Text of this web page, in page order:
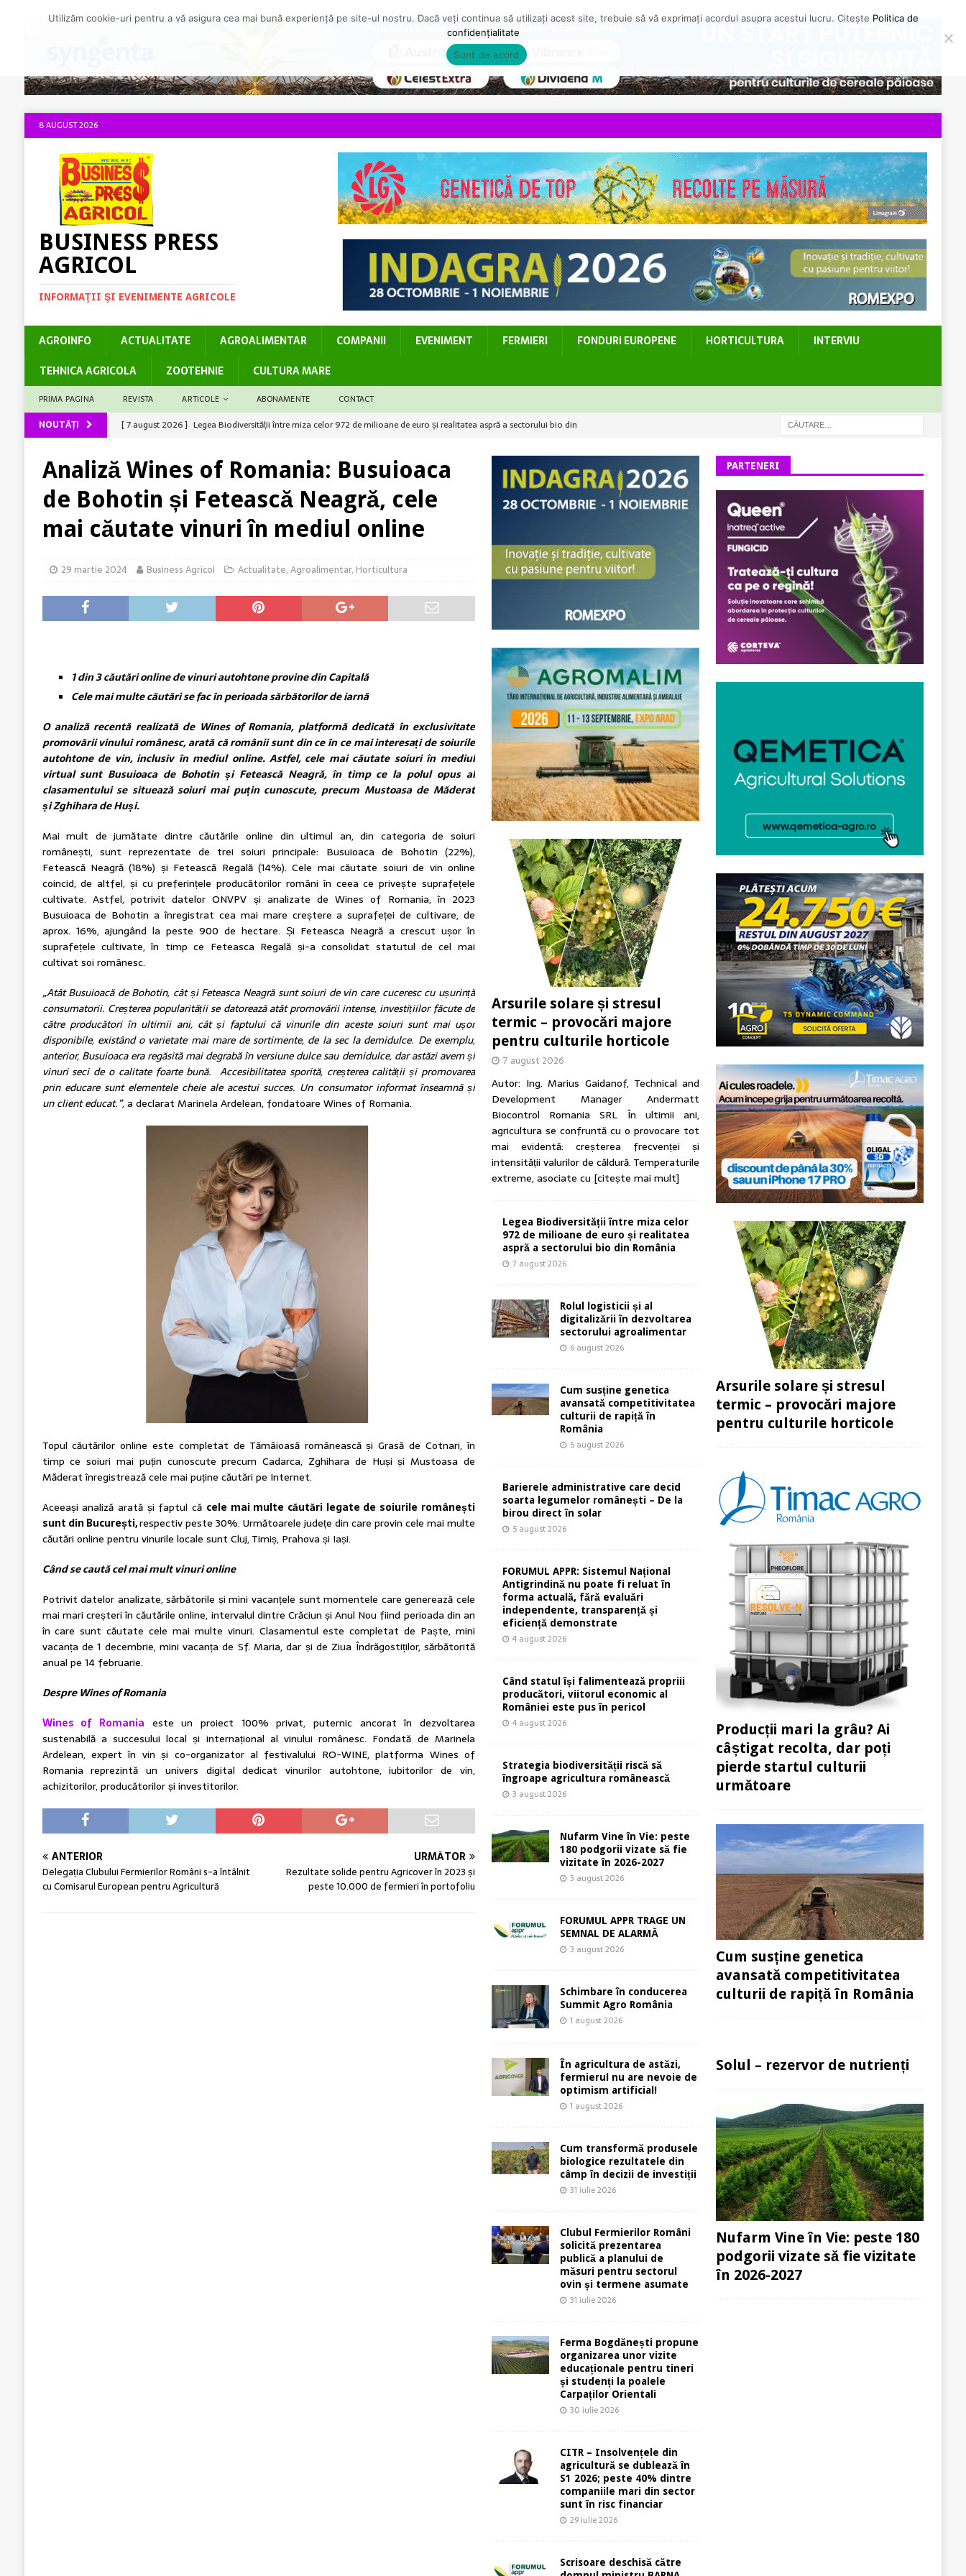
8 AUGUST 2026
BUSINESS PRESS
AGRICOL
INFORMAŢII ŞI EVENIMENTE AGRICOLE
AGROINFO ACTUALITATE AGROALIMENTAR COMPANII EVENIMENT FERMIERI FONDURI EUROPENE HORTICULTURA
INTERVIU
TEHNICA AGRICOLA
ZOOTEHNIE CULTURA MARE
PRIMA PAGINA REVISTA ARTICOLE ABONAMENTE CONTACT
NOUTĂȚI [ 7 august 2026 ] Legea Biodiversității între miza celor 972 de milioane de euro și realitatea aspră a sectorului bio din
[ 6 august 2026 ]
Producții mari la grâu? Ai câștigat recolta, dar poți pierde startul culturii următoare
ACTUALITATE
[ 6 august 2026 ]
Rolul logisticii și al digitalizării în dezvoltarea sectorului agroalimentar
ACTUALITATE
[ 5 august 2026 ] Cum susține genetica avansată competitivitatea culturii de rapiță în România
ACTUALITATE
Analiză Wines of Romania: Busuioaca
de Bohotin și Fetească Neagră, cele
mai căutate vinuri în mediul online
29 martie 2024 Business Agricol Actualitate,Agroalimentar, Horticultura
1 din 3 căutări online de vinuri autohtone provine din Capitală
Cele mai multe căutări se fac în perioada sărbătorilor de iarnă
O analiză recentă realizată de Wines of Romania, platformă dedicată în exclusivitate
promovării vinului românesc, arată că românii sunt din ce în ce mai interesați de soiurile
autohtone de vin, inclusiv în mediul online. Astfel, cele mai căutate soiuri în mediul
virtual sunt Busuioaca de Bohotin și Fetească Neagră, în timp ce la polul opus al
clasamentului se situează soiuri mai puțin cunoscute, precum Mustoasa de Măderat
șiZghihara de Huși.
Mai mult de jumătate dintre căutările online din ultimul an, din categoria de soiuri
românești, sunt reprezentate de trei soiuri principale: Busuioaca de Bohotin (22%),
Fetească Neagră (18%) și Fetească Regală (14%). Cele mai căutate soiuri de vin online
coincid, de altfel, și cu preferințele producătorilor români în ceea ce privește suprafețele
cultivate. Astfel, potrivit datelor ONVPV și analizate de Wines of Romania, în 2023
Busuioaca de Bohotin a înregistrat cea mai mare creștere a suprafeței de cultivare, de
aprox. 16%, ajungând la peste 900 de hectare. Și Feteasca Neagră a crescut ușor în
suprafețele cultivate, în timp ce Feteasca Regală și-a consolidat statutul de cel mai
cultivat soi românesc.
„Atât Busuioacă de Bohotin, cât și Feteasca Neagră sunt soiuri de vin care cuceresc cu ușurință
consumatorii. Creșterea popularității se datorează atât promovării intense, investițiilor făcute de
către producători în ultimii ani, cât și faptului că vinurile din aceste soiuri sunt mai ușor
disponibile, existând o varietate mai mare de sortimente, de la sec la demidulce. De exemplu,
anterior, Busuioaca era regăsită mai degrabă în versiune dulce sau demidulce, dar astăzi avem și
vinuri seci de o calitate foarte bună. Accesibilitatea sporită, creșterea calității și promovarea
prin educare sunt elementele cheie ale acestui succes. Un consumator informat înseamnă și
un client educat.”,a declarat Marinela Ardelean, fondatoare Wines of Romania.
Topul căutărilor online este completat de Tămâioasă românească și Grasă de Cotnari, în
timp ce soiuri mai puțin cunoscute precum Cadarca, Zghihara de Huși și Mustoasa de
Măderat înregistrează cele mai puține căutări pe Internet.
Aceeași analiză arată și faptul că cele mai multe căutări legate de soiurile românești
sunt din București,respectiv peste 30%. Următoarele județe din care provin cele mai multe
căutări online pentru vinurile locale sunt Cluj, Timiș, Prahova și Iași.
Când se caută cel mai mult vinuri online
Potrivit datelor analizate, sărbătorile și mini vacanțele sunt momentele care generează cele
mai mari creșteri în căutările online, intervalul dintre Crăciun și Anul Nou fiind perioada din an
în care sunt căutate cele mai multe vinuri. Clasamentul este completat de Paște, mini
vacanța de 1 decembrie, mini vacanța de Sf. Maria, dar și de Ziua Îndrăgostiților, sărbătorită
anual pe 14 februarie.
Despre Wines of Romania
Wines of Romania este un proiect 100% privat, puternic ancorat în dezvoltarea
sustenabilă a succesului local și internațional al vinului românesc. Fondată de Marinela
Ardelean, expert în vin și co-organizator al festivalului RO-WINE, platforma Wines of
Romania reprezintă un univers digital dedicat vinurilor autohtone, iubitorilor de vin,
achizitorilor, producătorilor și investitorilor.
ANTERIOR
Delegația Clubului Fermierilor Români s-a întâlnit
cu Comisarul European pentru Agricultură
URMĂTOR
Rezultate solide pentru Agricover în 2023 și
peste 10.000 de fermieri în portofoliu
Arsurile solare și stresul
termic – provocări majore
pentru culturile horticole
7 august 2026
Autor: Ing. Marius Gaidanof, Technical and
Development Manager Andermatt
Biocontrol Romania SRL În ultimii ani,
agricultura se confruntă cu o provocare tot
mai evidentă: creșterea frecvenței și
intensității valurilor de căldură. Temperaturile
extreme, asociate cu [citește mai mult]
Legea Biodiversității între miza celor
972 de milioane de euro și realitatea
aspră a sectorului bio din România
7 august 2026
Rolul logisticii și al
digitalizării în dezvoltarea
sectorului agroalimentar
6 august 2026
Cum susține genetica
avansată competitivitatea
culturii de rapiță în
România
5 august 2026
Barierele administrative care decid
soarta legumelor românești – De la
birou direct în solar
5 august 2026
FORUMUL APPR: Sistemul Național
Antigrindină nu poate fi reluat în
forma actuală, fără evaluări
independente, transparență și
eficiență demonstrate
4 august 2026
Când statul își falimentează propriii
producători, viitorul economic al
României este pus în pericol
4 august 2026
Strategia biodiversității riscă să
îngroape agricultura românească
3 august 2026
Nufarm Vine în Vie: peste
180 podgorii vizate să fie
vizitate în 2026-2027
3 august 2026
FORUMUL APPR TRAGE UN
SEMNAL DE ALARMĂ
3 august 2026
Schimbare în conducerea
Summit Agro România
1 august 2026
În agricultura de astăzi,
fermierul nu are nevoie de
optimism artificial!
1 august 2026
Cum transformă produsele
biologice rezultatele din
câmp în decizii de investiții
31 iulie 2026
Clubul Fermierilor Români
solicită prezentarea
publică a planului de
măsuri pentru sectorul
ovin și termene asumate
31 iulie 2026
Ferma Bogdănești propune
organizarea unor vizite
educaționale pentru tineri
și studenți la poalele
Carpaților Orientali
30 iulie 2026
CITR – Insolvențele din
agricultură se dublează în
S1 2026; peste 40% dintre
companiile mari din sector
sunt în risc financiar
29 iulie 2026
Scrisoare deschisă către
PARTENERI
Arsurile solare și stresul
termic – provocări majore
pentru culturile horticole
Producții mari la grâu? Ai
câștigat recolta, dar poți
pierde startul culturii
următoare
Cum susține genetica
avansată competitivitatea
culturii de rapiță în România
Solul – rezervor de nutrienți
Nufarm Vine în Vie: peste 180
podgorii vizate să fie vizitate
în 2026-2027
Utilizăm cookie-uri pentru a vă asigura cea mai bună experiență pe site-ul nostru. Dacă veți continua să utilizați acest site, trebuie să vă exprimați acordul asupra acestui lucru. Citește Politica de
confidențialitate
Sunt de acord